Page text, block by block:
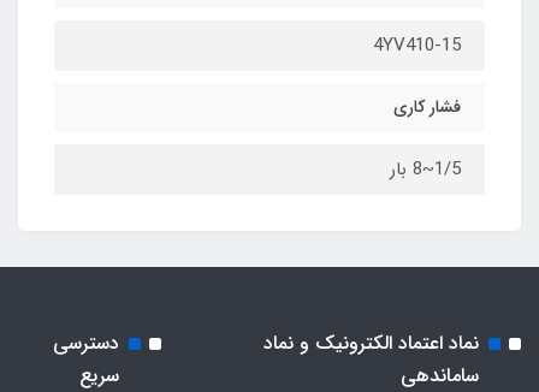
4YV410-15
فشار کاری
1/5~8 بار
نماد اعتماد الکترونیک و نماد
ساماندهی
دسترسی
سریع